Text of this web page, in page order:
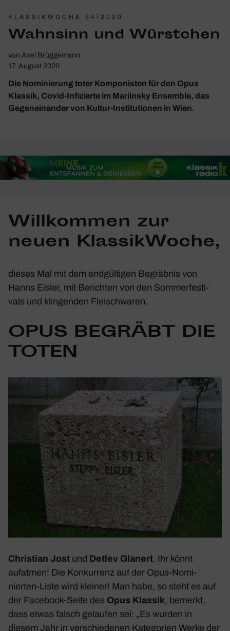
KLASSIKWOCHE 34/2020
Wahn­sinn und Würst­chen
von Axel Brüggemann
17. August 2020
Die Nominierung toter Komponisten für den Opus
Klassik, Covid-Infizierte im Mariinsky Ensemble, das
Gegeneinander von Kultur-Institutionen in Wien.
Will­kommen zur
neuen Klas­sik­Woche,
dieses Mal mit dem endgül­tigen Begräbnis von
Hanns Eisler, mit Berichten von den Sommer­fes­ti­
vals und klin­genden Fleisch­waren.
OPUS BEGRÄBT DIE
TOTEN
Chris­tian Jost und Detlev Glanert, Ihr könnt
aufatmen! Die Konkur­renz auf der Opus-Nomi­
nierten-Liste wird kleiner! Man habe, so steht es auf
der Face­book-Seite des Opus Klassik, bemerkt,
dass etwas falsch gelaufen sei: „Es wurden in
diesem Jahr in verschie­denen Kate­go­rien Werke der